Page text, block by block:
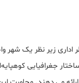
زیر نظر یک شهر
جغرافیایی